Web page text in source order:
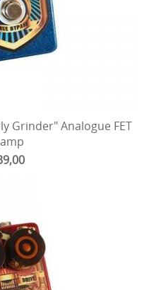
Grinder" Analogue FET